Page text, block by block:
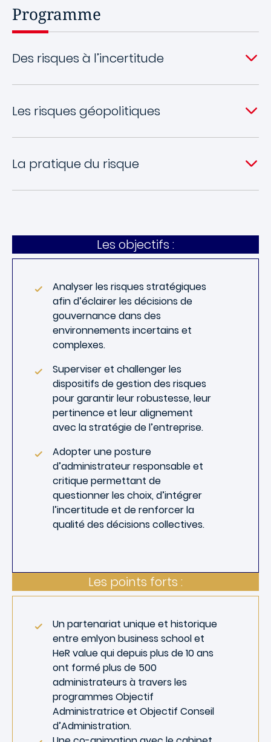
Programme
Des risques à l’incertitude
Les risques géopolitiques
La pratique du risque
Les objectifs :
Analyser les risques stratégiques
afin d’éclairer les décisions de
gouvernance dans des
environnements incertains et
complexes.
Superviser et challenger les
dispositifs de gestion des risques
pour garantir leur robustesse, leur
pertinence et leur alignement
avec la stratégie de l’entreprise.
Adopter une posture
d’administrateur responsable et
critique permettant de
questionner les choix, d’intégrer
l’incertitude et de renforcer la
qualité des décisions collectives.
Les points forts :
Un partenariat unique et historique
entre emlyon business school et
HeR value qui depuis plus de 10 ans
ont formé plus de 500
administrateurs à travers les
programmes Objectif
Administratrice et Objectif Conseil
d’Administration.